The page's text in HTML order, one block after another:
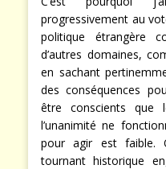
progressivement au
politique étrangère
d’autres domaines,
en sachant
des conséquences
être conscients que
l’unanimité ne
pour agir est faible.
tournant historique